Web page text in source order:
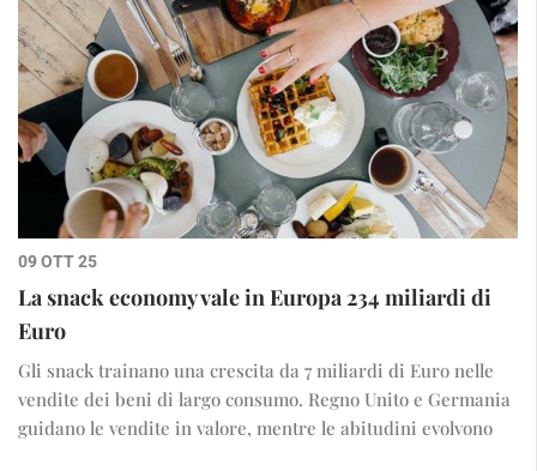
09 OTT 25
La snack economy vale in Europa 234 miliardi di
Euro
Gli snack trainano una crescita da 7 miliardi di Euro nelle
vendite dei beni di largo consumo. Regno Unito e Germania
guidano le vendite in valore, mentre le abitudini evolvono